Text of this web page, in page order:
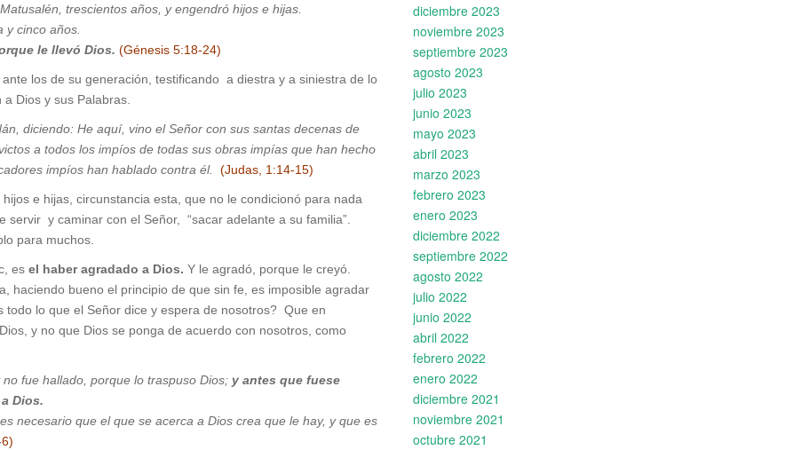
trescientos años, y engendró hijos e hijas.
y cinco años.
le llevó Dios. (Génesis 5:18-24)
los de su generación, testificando a diestra y a siniestra de lo
Dios y sus Palabras.
diciendo: He aquí, vino el Señor con sus santas decenas de
a todos los impíos de todas sus obras impías que han hecho
impíos han hablado contra él.
(Judas, 1:14-15)
e hijas, circunstancia esta, que no le condicionó para nada
y caminar con el Señor, “sacar adelante a su familia”.
para muchos.
es el haber agradado a Dios. Y le agradó, porque le creyó.
haciendo bueno el principio de que sin fe, es imposible agradar
lo que el Señor dice y espera de nosotros? Que en
y no que Dios se ponga de acuerdo con nosotros, como
fue hallado, porque lo traspuso Dios; y antes que fuese
Dios.
necesario que el que se acerca a Dios crea que le hay, y que es
diciembre 2023
noviembre 2023
septiembre 2023
agosto 2023
julio 2023
junio 2023
mayo 2023
abril 2023
marzo 2023
febrero 2023
enero 2023
diciembre 2022
septiembre 2022
agosto 2022
julio 2022
junio 2022
abril 2022
febrero 2022
enero 2022
diciembre 2021
noviembre 2021
octubre 2021